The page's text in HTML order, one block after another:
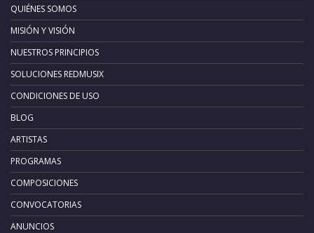
QUIÉNES SOMOS
MISIÓN Y VISIÓN
NUESTROS PRINCIPIOS
SOLUCIONES REDMUSIX
CONDICIONES DE USO
BLOG
ARTISTAS
PROGRAMAS
COMPOSICIONES
CONVOCATORIAS
ANUNCIOS